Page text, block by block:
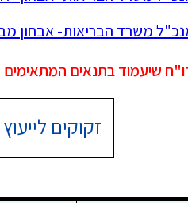
משרד הבריאות- אבחון מבוגרים 17/
שיעמוד בתנאים
זקוקים